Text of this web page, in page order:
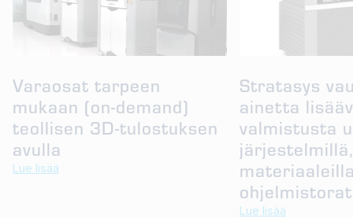
Varaosat tarpeen
mukaan (on-demand)
teollisen 3D-tulostuksen
avulla
Lue lisää
Stratasys
ainetta
valmistusta
järjestelmillä,
Lue lisää